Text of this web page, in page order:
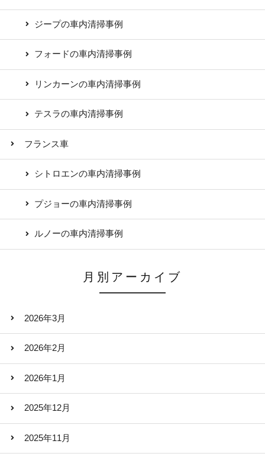
ジープの車内清掃事例
フォードの車内清掃事例
リンカーンの車内清掃事例
テスラの車内清掃事例
フランス車
シトロエンの車内清掃事例
プジョーの車内清掃事例
ルノーの車内清掃事例
月別アーカイブ
2026年3月
2026年2月
2026年1月
2025年12月
2025年11月